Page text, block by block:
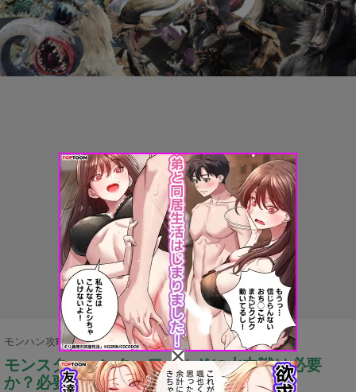
モンハン攻略まとめ隊 > ネタ・雑談 >
モンスターハンターワールドに水中戦は必要
か？必要派と不必要派で議論が白熱！！